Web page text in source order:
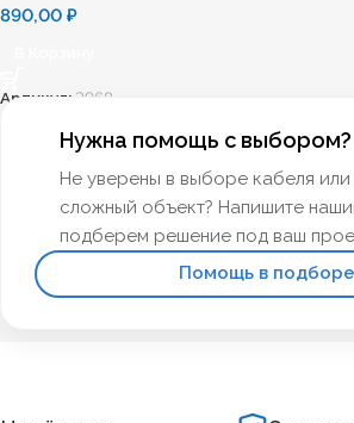
890,00 ₽
Артикул: 3968
Нужна помощь с выбором?
Не уверены в выборе кабеля или
сложный объект? Напишите
подберем решение под ваш
Помощь в подборе